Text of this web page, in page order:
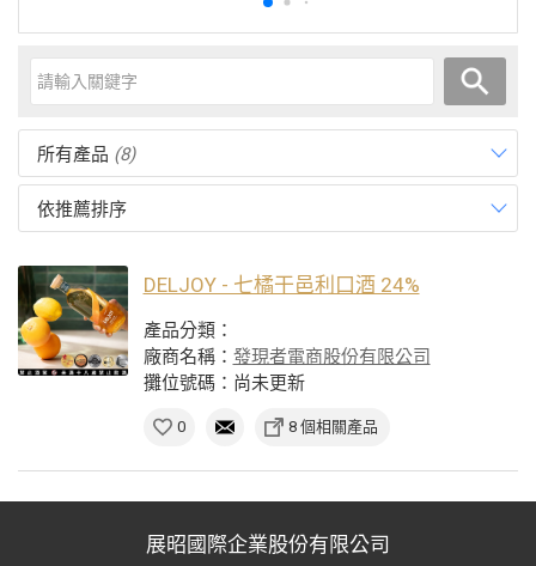
所有產品 (8)
依推薦排序
DELJOY - 七橘干邑利口酒 24%
產品分類：
廠商名稱： 發現者電商股份有限公司
攤位號碼：尚未更新
0 8 個相關產品
展昭國際企業股份有限公司